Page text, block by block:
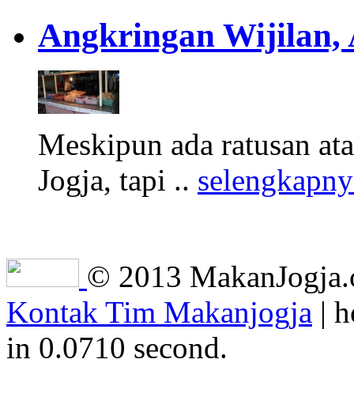
Angkringan Wijilan,
Meskipun ada ratusan
Jogja, tapi ..
© 2013
Kontak Tim Makanjogja |
in 0.0710 second.